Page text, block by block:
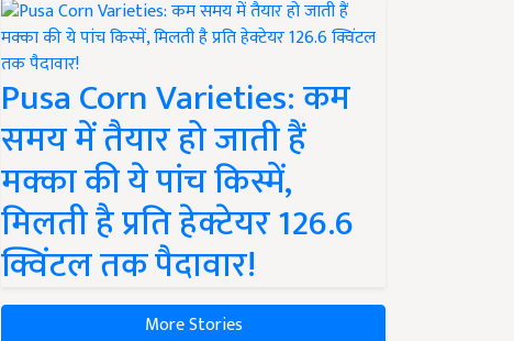
Pusa Corn Varieties: कम
समय में तैयार हो जाती हैं
मक्का की ये पांच किस्में,
मिलती है प्रति हेक्टेयर 126.6
क्विंटल तक पैदावार!
More Stories